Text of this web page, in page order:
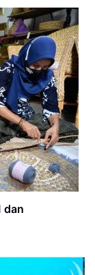
dan